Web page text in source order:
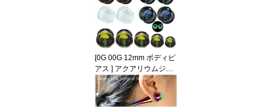
316L メンズ レディース
ペアリング プレゼント
ギフト 結婚 婚約 記念日
誕生日 オモシロ 面白い
ユニーク 個性的 男性 彼
氏 プレゼント
[0G 00G 12mm ボディピ
アス ] アクアリウムジェ
リーフィッシュガラスプ
ラグ 1個販売 クラゲ 海月
水族館 黄色 赤色 青色 光